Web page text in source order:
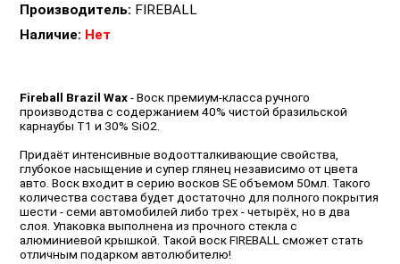
Производитель: FIREBALL
Наличие: Нет
Fireball Brazil Wax- Воск премиум-класса ручного
производства с содержанием 40% чистой бразильской
карнаубы T1 и 30% SiO2.
Придаёт интенсивные водоотталкивающие свойства,
глубокое насыщение и супер глянец независимо от цвета
авто. Воск входит в серию восков SE объемом 50мл. Такого
количества состава будет достаточно для полного покрытия
шести - семи автомобилей либо трех - четырёх, но в два
слоя. Упаковка выполнена из прочного стекла с
алюминиевой крышкой. Такой воск FIREBALL сможет стать
отличным подарком автолюбителю!